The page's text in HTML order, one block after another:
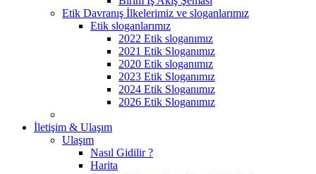
Etik Davranış İlkelerimiz ve sloganlarımız
Etik sloganlarımız
2022 Etik sloganımız
2021 Etik Sloganımız
2020 Etik sloganımız
2023 Etik Sloganımız
2024 Etik Sloganımız
2026 Etik Sloganımız
İletişim & Ulaşım
Ulaşım
Nasıl Gidilir ?
Harita